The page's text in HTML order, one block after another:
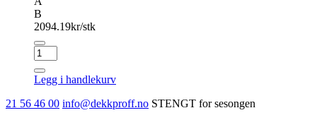
B
2094.19kr/stk
GOODYEAR
EFFICIENTGRIP
2
SUV
antall
Legg i handlekurv
21 56 46 00 info@dekkproff.no STENGT for sesongen